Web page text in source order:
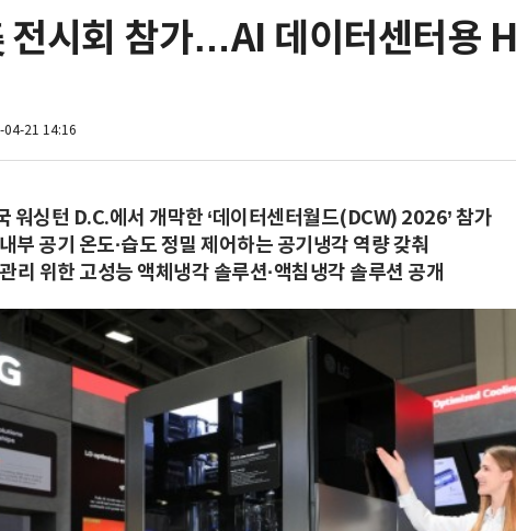
전시회 참가…AI 데이터센터용
04-21 14:16
워싱턴 D.C.에서 개막한 ‘데이터센터월드(DCW) 2026’ 참가
부 공기 온도·습도 정밀 제어하는 공기냉각 역량 갖춰
리 위한 고성능 액체냉각 솔루션·액침냉각 솔루션 공개